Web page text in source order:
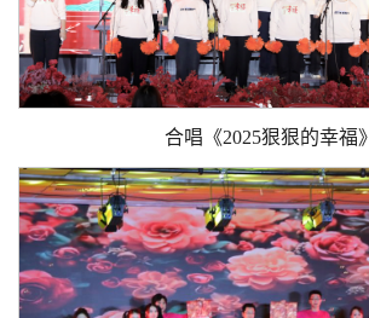
合唱《2025狠狠的幸福》